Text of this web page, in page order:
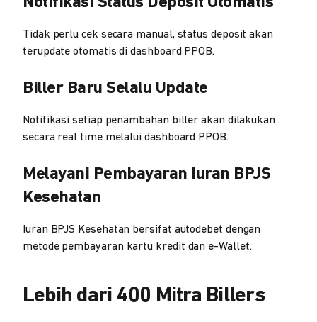
Tidak perlu cek secara manual, status deposit akan
terupdate otomatis di dashboard PPOB.
Biller Baru Selalu Update
Notifikasi setiap penambahan biller akan dilakukan
secara real time melalui dashboard PPOB.
Melayani Pembayaran Iuran BPJS
Kesehatan
Iuran BPJS Kesehatan bersifat autodebet dengan
metode pembayaran kartu kredit dan e-Wallet.
Lebih dari 400 Mitra Billers